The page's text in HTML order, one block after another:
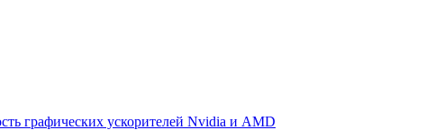
графических ускорителей Nvidia и AMD